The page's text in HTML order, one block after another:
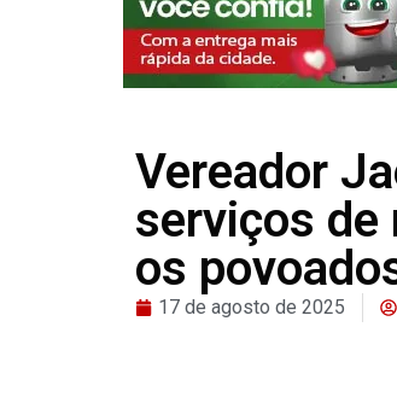
Vereador
serviços de
os
17 de agosto de 2025